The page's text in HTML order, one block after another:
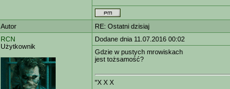
Autor
RE: Ostatni dzisiaj
RCN
Użytkownik
Dodane dnia 11.07.2016 00:02
Gdzie w pustych mrowiskach
jest tożsamość?
"X X X